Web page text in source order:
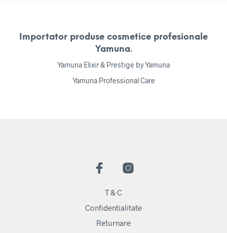
Importator produse cosmetice profesionale
Yamuna.
Yamuna Elixir & Prestige by Yamuna
Yamuna Professional Care
T & C
Confidentialitate
Returnare